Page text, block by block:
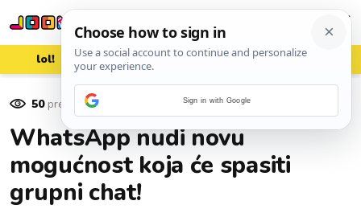
lol! aww vrh! woot?!
50pregleda
WhatsApp nudi novu
mogućnost koja će spasiti
grupni chat!
Sign in with Google